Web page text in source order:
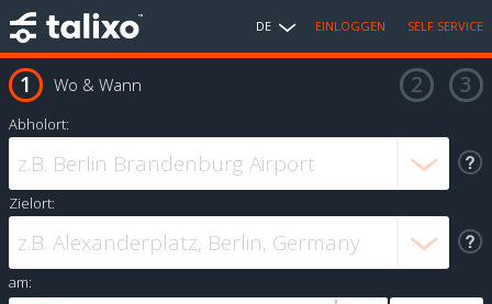
DE EINLOGGEN SELF SERVICE
Wo & Wann
Abholort:
Zielort:
am: